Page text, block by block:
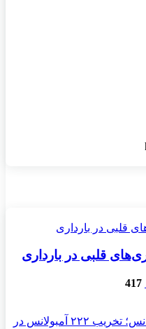
قلبی در بارداری
417